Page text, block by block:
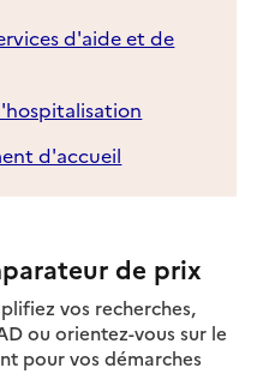
d'aide et de
d'accueil
de prix
vos recherches,
ou orientez-vous sur le
pour vos démarches